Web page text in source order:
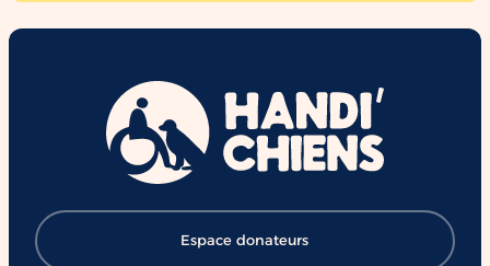
Espace donateurs